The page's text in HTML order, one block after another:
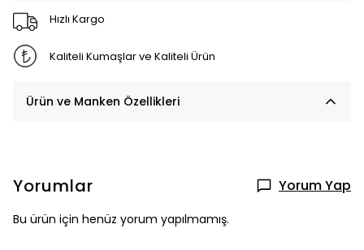
Hızlı Kargo
Kaliteli Kumaşlar ve Kaliteli Ürün
Ürün ve Manken Özellikleri
Yorumlar Yorum Yap
Bu ürün için henüz yorum yapılmamış.